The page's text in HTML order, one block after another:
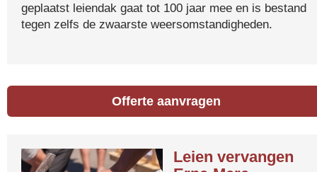
geplaatst leiendak gaat tot 100 jaar mee en is bestand
tegen zelfs de zwaarste weersomstandigheden.
Offerte aanvragen
Leien vervangen